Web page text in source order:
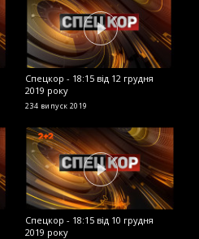
Спецкор - 18:15 від 12 грудня
2019 року
234 випуск 2019
Спецкор - 18:15 від 10 грудня
2019 року